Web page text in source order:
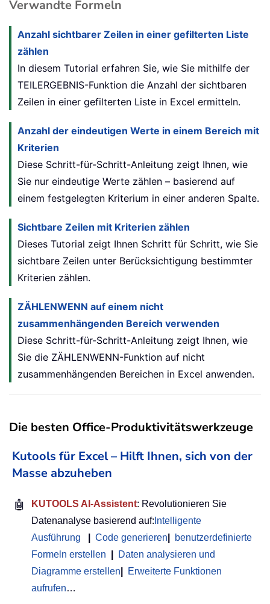
Verwandte Formeln
Anzahl sichtbarer Zeilen in einer gefilterten Liste
zählen
In diesem Tutorial erfahren Sie, wie Sie mithilfe der
TEILERGEBNIS-Funktion die Anzahl der sichtbaren
Zeilen in einer gefilterten Liste in Excel ermitteln.
Anzahl der eindeutigen Werte in einem Bereich mit
Kriterien
Diese Schritt-für-Schritt-Anleitung zeigt Ihnen, wie
Sie nur eindeutige Werte zählen – basierend auf
einem festgelegten Kriterium in einer anderen Spalte.
Sichtbare Zeilen mit Kriterien zählen
Dieses Tutorial zeigt Ihnen Schritt für Schritt, wie Sie
sichtbare Zeilen unter Berücksichtigung bestimmter
Kriterien zählen.
ZÄHLENWENN auf einem nicht
zusammenhängenden Bereich verwenden
Diese Schritt-für-Schritt-Anleitung zeigt Ihnen, wie
Sie die ZÄHLENWENN-Funktion auf nicht
zusammenhängenden Bereichen in Excel anwenden.
Die besten Office-Produktivitätswerkzeuge
Kutools für Excel – Hilft Ihnen, sich von der
Masse abzuheben
🤖 KUTOOLS AI-Assistent: Revolutionieren Sie
Datenanalyse basierend auf: Intelligente
Ausführung
Code generieren
benutzerdefinierte
Formeln erstellen
Daten analysieren und
Diagramme erstellen
Erweiterte Funktionen
aufrufen…